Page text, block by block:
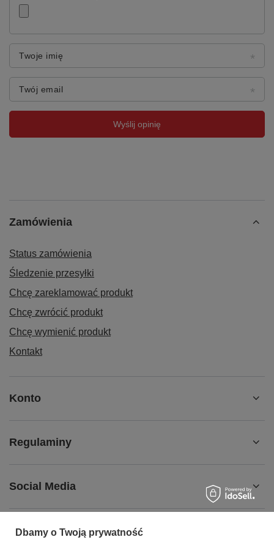
Twoje imię
Twój email
Wyślij opinię
Zamówienia
Status zamówienia
Śledzenie przesyłki
Chcę zareklamować produkt
Chcę zwrócić produkt
Chcę wymienić produkt
Kontakt
Konto
Regulaminy
Social Media
Dbamy o Twoją prywatność